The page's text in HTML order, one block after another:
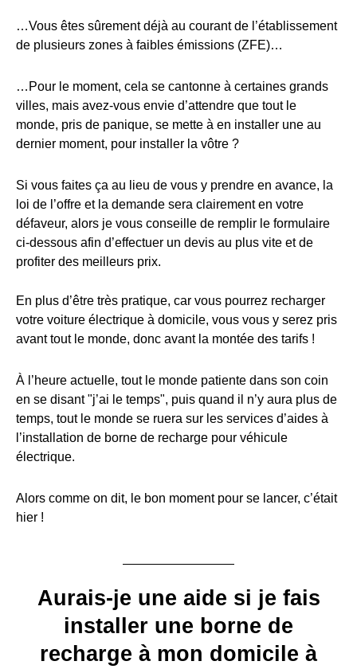
…Vous êtes sûrement déjà au courant de l’établissement
de plusieurs zones à faibles émissions (ZFE)…
…Pour le moment, cela se cantonne à certaines grands
villes, mais avez-vous envie d’attendre que tout le
monde, pris de panique, se mette à en installer une au
dernier moment, pour installer la vôtre ?
Si vous faites ça au lieu de vous y prendre en avance, la
loi de l’offre et la demande sera clairement en votre
défaveur, alors je vous conseille de remplir le formulaire
ci-dessous afin d’effectuer un devis au plus vite et de
profiter des meilleurs prix.
En plus d’être très pratique, car vous pourrez recharger
votre voiture électrique à domicile, vous vous y serez pris
avant tout le monde, donc avant la montée des tarifs !
À l’heure actuelle, tout le monde patiente dans son coin
en se disant "j’ai le temps", puis quand il n’y aura plus de
temps, tout le monde se ruera sur les services d’aides à
l’installation de borne de recharge pour véhicule
électrique.
Alors comme on dit, le bon moment pour se lancer, c’était
hier !
Aurais-je une aide si je fais
installer une borne de
recharge à mon domicile à